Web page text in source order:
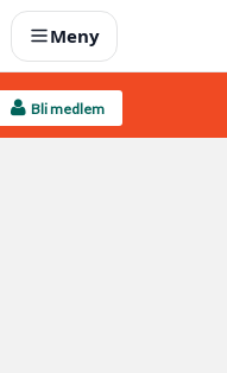
Meny
Bli medlem